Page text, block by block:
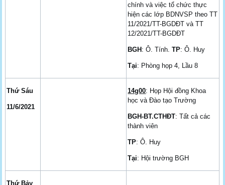
chính và việc tổ chức thực
hiện các lớp BDNVSP theo TT
11/2021/TT-BGDĐT và TT
12/2021/TT-BGDĐT
BGH : Ô. Tính.TP: Ô. Huy
Tại: Phòng họp 4, Lầu 8
Thứ Sáu
11/6/2021
14g00: Họp Hội đồng Khoa
học và Đào tạo Trường
BGH-BT.CTHĐT: Tất cả các
thành viên
TP: Ô. Huy
Tại: Hội trường BGH
Thứ Bảy